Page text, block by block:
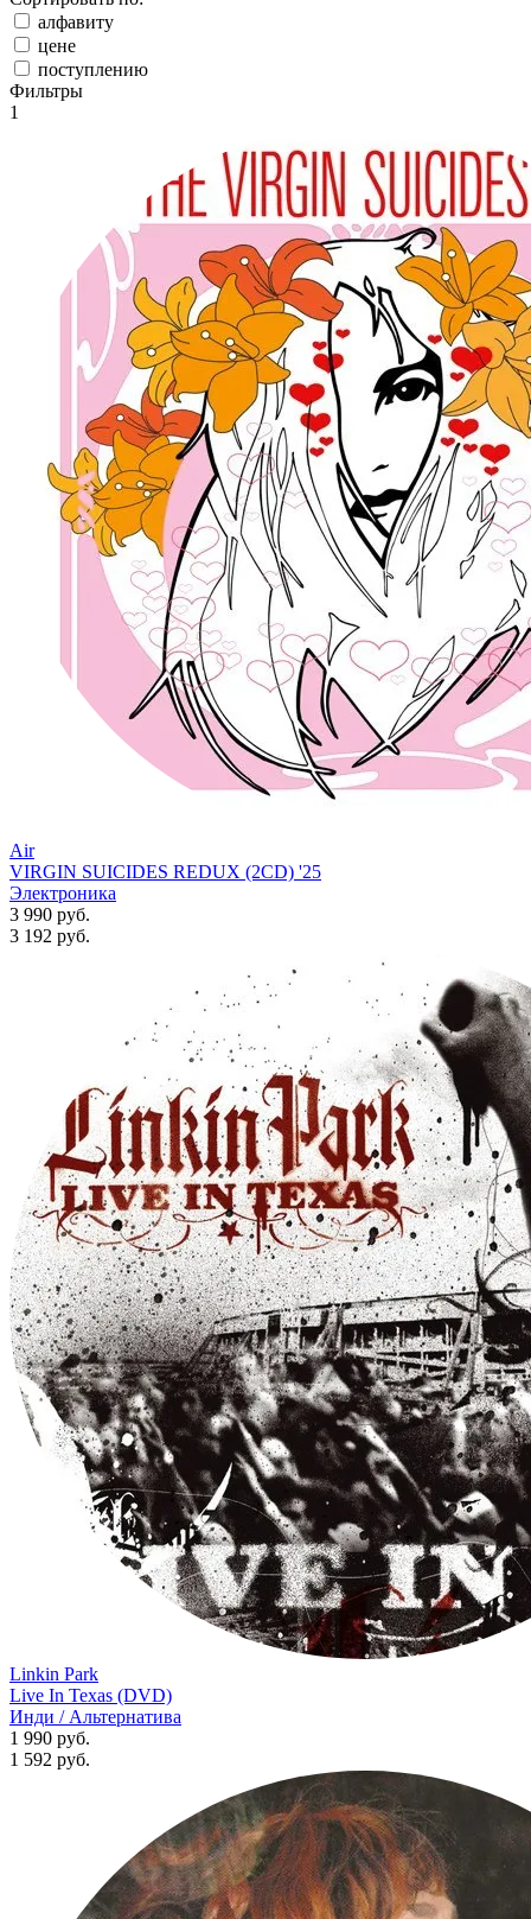
алфавиту
цене
поступлению
Фильтры
1
Air
VIRGIN SUICIDES REDUX (2CD) '25
Электроника
3 990 руб.
3 192 руб.
Linkin Park
Live In Texas (DVD)
Инди / Альтернатива
1 990 руб.
1 592 руб.